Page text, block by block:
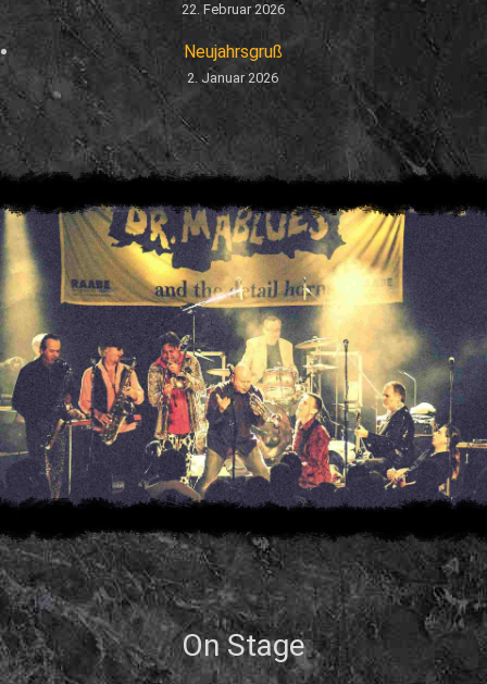
22. Februar 2026
Neujahrsgruß
2. Januar 2026
On Stage